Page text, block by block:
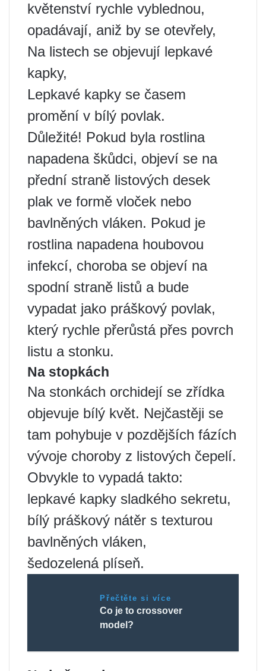
květenství rychle vyblednou,
opadávají, aniž by se otevřely,
Na listech se objevují lepkavé
kapky,
Lepkavé kapky se časem
promění v bílý povlak.
Důležité! Pokud byla rostlina
napadena škůdci, objeví se na
přední straně listových desek
plak ve formě vloček nebo
bavlněných vláken. Pokud je
rostlina napadena houbovou
infekcí, choroba se objeví na
spodní straně listů a bude
vypadat jako práškový povlak,
který rychle přerůstá přes povrch
listu a stonku.
Na stopkách
Na stonkách orchidejí se zřídka
objevuje bílý květ. Nejčastěji se
tam pohybuje v pozdějších fázích
vývoje choroby z listových čepelí.
Obvykle to vypadá takto:
lepkavé kapky sladkého sekretu,
bílý práškový nátěr s texturou
bavlněných vláken,
šedozelená plíseň.
Přečtěte si více
Co je to crossover
model?